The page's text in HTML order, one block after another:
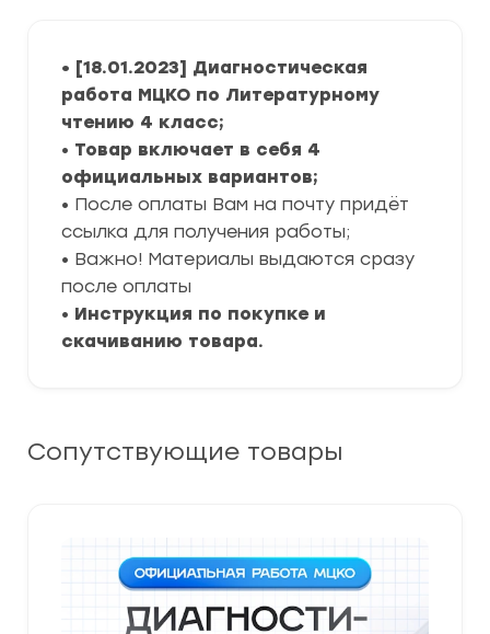
• [18.01.2023] Диагностическая
работа МЦКО по Литературному
чтению 4 класс;
• Товар включает в себя 4
официальных вариантов;
• После оплаты Вам на почту придёт
ссылка для получения работы;
• Важно! Материалы выдаются сразу
после оплаты
• Инструкция по покупке и
скачиванию товара.
Сопутствующие товары